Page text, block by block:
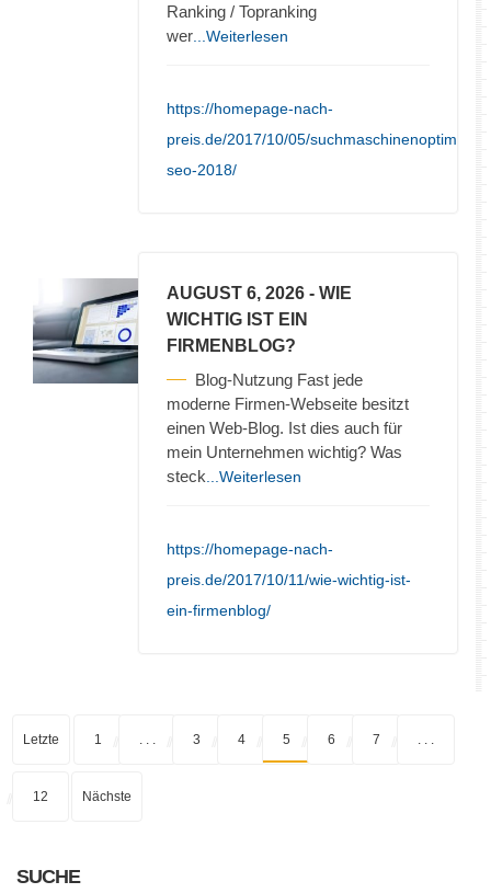
Ranking / Topranking
wer ...Weiterlesen
https://homepage-nach-
preis.de/2017/10/05/
seo-2018/
AUGUST 6, 2026 - WIE
WICHTIG IST EIN
FIRMENBLOG?
Blog-Nutzung Fast jede
moderne Firmen-Webseite besitzt
einen Web-Blog. Ist dies auch für
mein Unternehmen wichtig? Was
steck ...Weiterlesen
https://homepage-nach-
preis.de/2017/10/11/wie-wichtig-ist-
ein-firmenblog/
Letzte 1 3 4 5 6 7
12 Nächste
SUCHE